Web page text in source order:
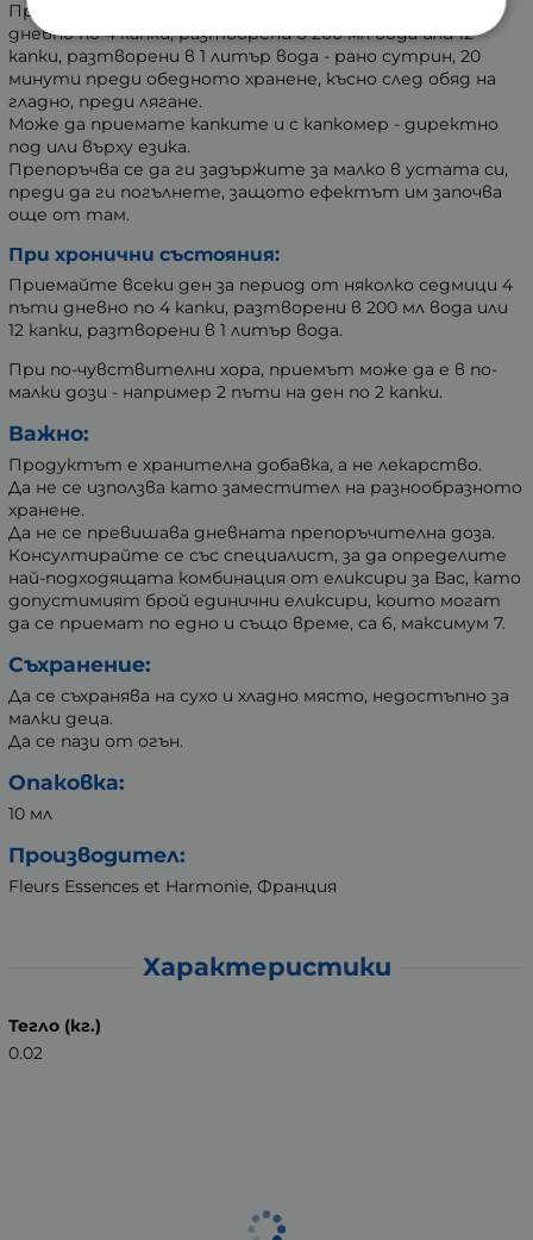
Препоръчителната дневна доза е минимум 4 пъти
дневно по 4 капки, разтворени в 200 мл вода или 12
капки, разтворени в 1 литър вода - рано сутрин, 20
минути преди обедното хранене, късно след обяд на
гладно, преди лягане.
Може да приемате капките и с капкомер - директно
под или върху езика.
Препоръчва се да ги задържите за малко в устата си,
преди да ги погълнете, защото ефектът им започва
още от там.
При хронични състояния:
Приемайте всеки ден за период от няколко седмици 4
пъти дневно по 4 капки, разтворени в 200 мл вода или
12 капки, разтворени в 1 литър вода.
При по-чувствителни хора, приемът може да е в по-
малки дози - например 2 пъти на ден по 2 капки.
Важно:
Продуктът е хранителна добавка, а не лекарство.
Да не се използва като заместител на разнообразното
хранене.
Да не се превишава дневната препоръчителна доза.
Консултирайте се със специалист, за да определите
най-подходящата комбинация от еликсири за Вас, като
допустимият брой единични еликсири, които могат
да се приемат по едно и също време, са 6, максимум 7.
Съхранение:
Да се съхранява на сухо и хладно място, недостъпно за
малки деца.
Да се пази от огън.
Опаковка:
10 мл
Производител:
Fleurs Essences et Harmonie, Франция
Характеристики
Тегло (кг.)
0.02